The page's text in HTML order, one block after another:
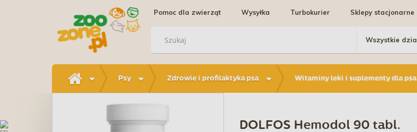
Pomoc dla zwierząt Wysyłka Turbokurier Sklepy stacjonarne
Psy Zdrowie i profilaktyka psa Witaminy leki i suplementy dla psa
DOLFOS Hemodol 90 tabl.